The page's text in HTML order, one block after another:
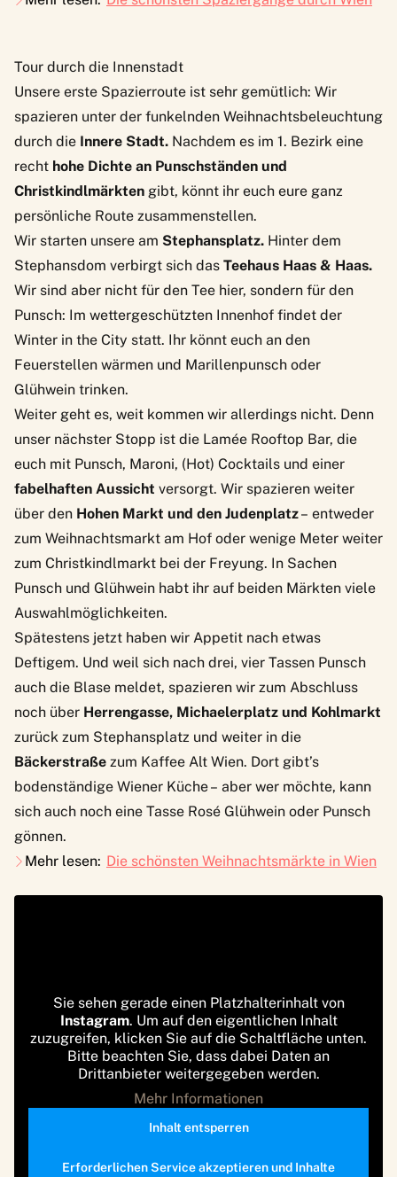
Tour durch die Innenstadt
Unsere erste Spazierroute ist sehr gemütlich: Wir
spazieren unter der funkelnden Weihnachtsbeleuchtung
durch die Innere Stadt. Nachdem es im 1. Bezirk eine
recht hohe Dichte an Punschständen und
Christkindlmärkten gibt, könnt ihr euch eure ganz
persönliche Route zusammenstellen.
Wir starten unsere am Stephansplatz. Hinter dem
Stephansdom verbirgt sich das Teehaus Haas & Haas.
Wir sind aber nicht für den Tee hier, sondern für den
Punsch: Im wettergeschützten Innenhof findet der
Winter in the City statt. Ihr könnt euch an den
Feuerstellen wärmen und Marillenpunsch oder
Glühwein trinken.
Weiter geht es, weit kommen wir allerdings nicht. Denn
unser nächster Stopp ist die Lamée Rooftop Bar, die
euch mit Punsch, Maroni, (Hot) Cocktails und einer
fabelhaften Aussicht versorgt. Wir spazieren weiter
über den Hohen Markt und den Judenplatz– entweder
zum Weihnachtsmarkt am Hof oder wenige Meter weiter
zum Christkindlmarkt bei der Freyung. In Sachen
Punsch und Glühwein habt ihr auf beiden Märkten viele
Auswahlmöglichkeiten.
Spätestens jetzt haben wir Appetit nach etwas
Deftigem. Und weil sich nach drei, vier Tassen Punsch
auch die Blase meldet, spazieren wir zum Abschluss
noch über Herrengasse, Michaelerplatz und Kohlmarkt
zurück zum Stephansplatz und weiter in die
Bäckerstraße zum Kaffee Alt Wien. Dort gibt’s
bodenständige Wiener Küche – aber wer möchte, kann
sich auch noch eine Tasse Rosé Glühwein oder Punsch
gönnen.
Mehr lesen: Die schönsten Weihnachtsmärkte in Wien
Sie sehen gerade einen Platzhalterinhalt von
Instagram. Um auf den eigentlichen Inhalt
zuzugreifen, klicken Sie auf die Schaltfläche unten.
Bitte beachten Sie, dass dabei Daten an
Drittanbieter weitergegeben werden.
Mehr Informationen
Inhalt entsperren
Erforderlichen Service akzeptieren und Inhalte